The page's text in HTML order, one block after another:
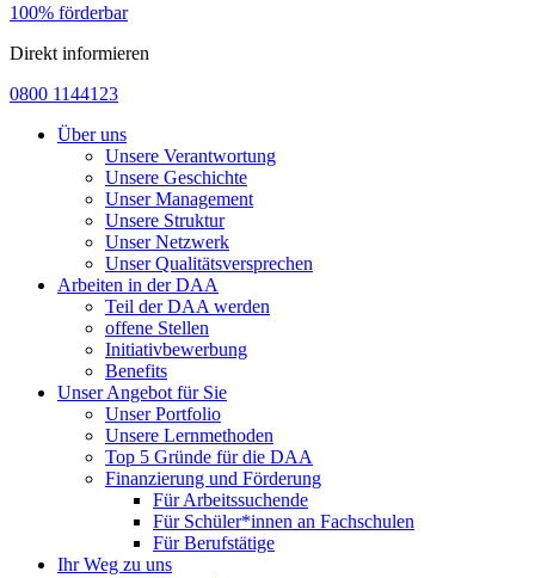
100% förderbar
Direkt informieren
0800 1144123
Über uns
Unsere Verantwortung
Unsere Geschichte
Unser Management
Unsere Struktur
Unser Netzwerk
Unser Qualitätsversprechen
Arbeiten in der DAA
Teil der DAA werden
offene Stellen
Initiativbewerbung
Benefits
Unser Angebot für Sie
Unser Portfolio
Unsere Lernmethoden
Top 5 Gründe für die DAA
Finanzierung und Förderung
Für Arbeitssuchende
Für Schüler*innen an Fachschulen
Für Berufstätige
Ihr Weg zu uns